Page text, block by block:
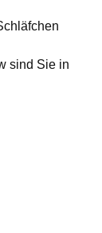
sind Sie in